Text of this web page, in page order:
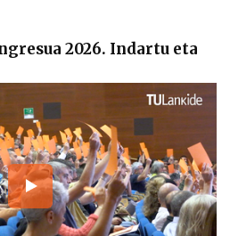
2026. Indartu eta